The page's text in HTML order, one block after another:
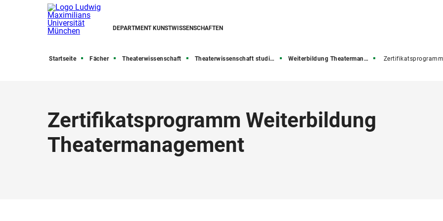
DEPARTMENT KUNSTWISSENSCHAFTEN
Startseite Fächer Theaterwissenschaft Theaterwissenschaft studieren Weiterbildung Theatermanagement Zertifikatsprogramm
Zertifikatsprogramm Weiterbildung
Theatermanagement